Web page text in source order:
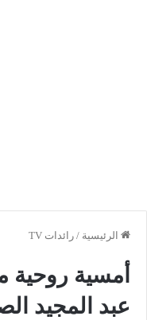
الرئيسية / رائدات TV
أمسية روحية
عبد المجيد